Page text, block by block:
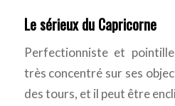
Le sérieux du Capricorne
Perfectionniste et
très concentré sur ses
des tours, et il peut être